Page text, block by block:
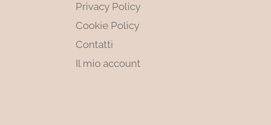
Privacy Policy
Cookie Policy
Contatti
Il mio account